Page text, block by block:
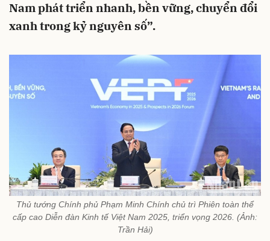
Nam phát triển nhanh, bền vững, chuyển đổi
xanh trong kỷ nguyên số”.
Thủ tướng Chính phủ Phạm Minh Chính chủ trì Phiên toàn thể
cấp cao Diễn đàn Kinh tế Việt Nam 2025, triển vọng 2026. (Ảnh:
Trần Hải)